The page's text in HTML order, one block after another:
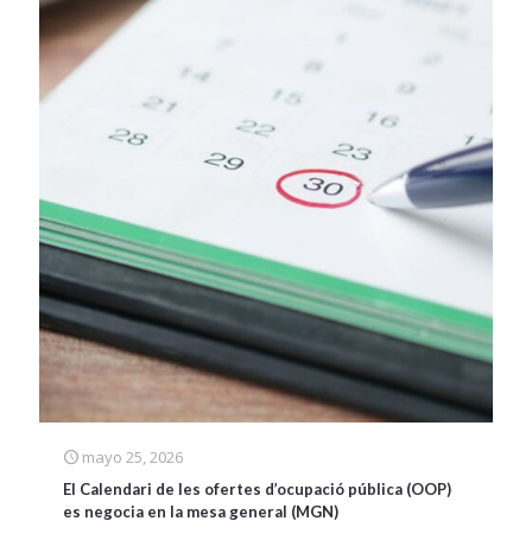
mayo 25, 2026
El Calendari de les ofertes d’ocupació pública (OOP)
es negocia en la mesa general (MGN)